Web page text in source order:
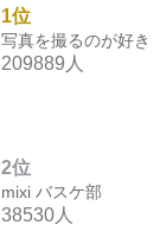
1位
写真を撮るのが好き
209889人
2位
mixi バスケ部
38530人